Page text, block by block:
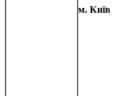
м. Київ